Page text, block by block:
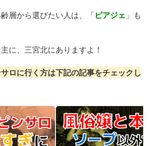
層から選びたい人は、「ピアジェ 」も
に、三宮北にありますよ！
ロに行く方は下記の記事をチェックし